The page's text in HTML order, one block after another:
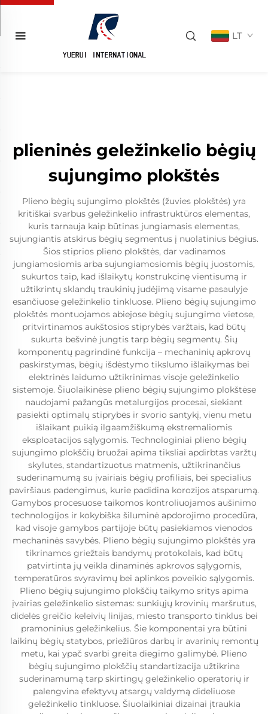
LT
plieninės geležinkelio bėgių
sujungimo plokštės
Plieno bėgių sujungimo plokštės (žuvies plokštės) yra
kritiškai svarbus geležinkelio infrastruktūros elementas,
kuris tarnauja kaip būtinas jungiamasis elementas,
sujungiantis atskirus bėgių segmentus į nuolatinius bėgius.
Šios stiprios plieno plokštės, dar vadinamos
jungiamosiomis arba sujungiamosiomis bėgių juostomis,
sukurtos taip, kad išlaikytų konstrukcinę vientisumą ir
užtikrintų sklandų traukinių judėjimą visame pasaulyje
esančiuose geležinkelio tinkluose. Plieno bėgių sujungimo
plokštės montuojamos abiejose bėgių sujungimo vietose,
pritvirtinamos aukštosios stiprybės varžtais, kad būtų
sukurta bešvinė jungtis tarp bėgių segmentų. Šių
komponentų pagrindinė funkcija – mechaninių apkrovų
paskirstymas, bėgių išdėstymo tikslumo išlaikymas bei
elektrinės laidumo užtikrinimas visoje geležinkelio
sistemoje. Šiuolaikinėse plieno bėgių sujungimo plokštėse
naudojami pažangūs metalurgijos procesai, siekiant
pasiekti optimalų stiprybės ir svorio santykį, vienu metu
išlaikant puikią ilgaamžiškumą ekstremaliomis
eksploatacijos sąlygomis. Technologiniai plieno bėgių
sujungimo plokščių bruožai apima tiksliai apdirbtas varžtų
skylutes, standartizuotus matmenis, užtikrinančius
suderinamumą su įvairiais bėgių profiliais, bei specialius
paviršiaus padengimus, kurie padidina korozijos atsparumą.
Gamybos procesuose taikomos kontroliuojamos aušinimo
technologijos ir kokybiška šiluminė apdorojimo procedūra,
kad visoje gamybos partijoje būtų pasiekiamos vienodos
mechaninės savybės. Plieno bėgių sujungimo plokštės yra
tikrinamos griežtais bandymų protokolais, kad būtų
patvirtinta jų veikla dinaminės apkrovos sąlygomis,
temperatūros svyravimų bei aplinkos poveikio sąlygomis.
Plieno bėgių sujungimo plokščių taikymo sritys apima
įvairias geležinkelio sistemas: sunkiųjų krovinių maršrutus,
didelės greičio keleivių linijas, miesto transporto tinklus bei
pramoninius geležinkelius. Šie komponentai yra būtini
laikinų bėgių statybos, priežiūros darbų ir avarinių remontų
metu, kai ypač svarbi greita diegimo galimybė. Plieno
bėgių sujungimo plokščių standartizacija užtikrina
suderinamumą tarp skirtingų geležinkelio operatorių ir
palengvina efektyvų atsargų valdymą dideliuose
geležinkelio tinkluose. Šiuolaikiniai dizainai įtraukia